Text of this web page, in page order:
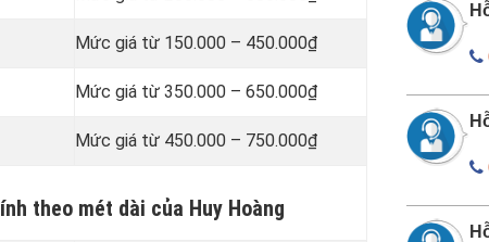
Mức giá từ 150.000 – 450.000₫
Mức giá từ 350.000 – 650.000₫
Mức giá từ 450.000 – 750.000₫
theo mét dài của Huy Hoàng